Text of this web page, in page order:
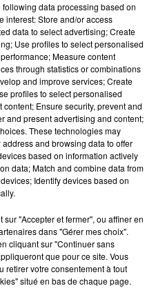
2025 à 20h00
2025 à 22h00
Nancy
following data processing based on
interest: Store and/or access
data to select advertising; Create
Use profiles to select personalised
Measure content
through statistics or combinations
and improve services; Create
profiles to select personalised
Ensure security, prevent and
and present advertising and content;
These technologies may
and browsing data to offer
based on information actively
data; Match and combine data from
Identify devices based on
"Accepter et fermer", ou affiner en
dans "Gérer mes choix".
cliquant sur "Continuer sans
que pour ce site. Vous
retirer votre consentement à tout
situé en bas de chaque page.